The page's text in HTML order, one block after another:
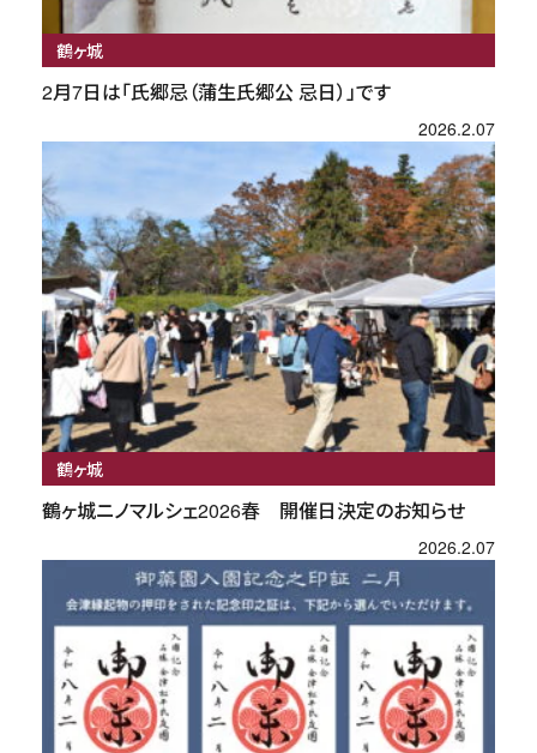
鶴ヶ城
2月7日は「氏郷忌（蒲生氏郷公 忌日）」です
2026.2.07
鶴ヶ城
鶴ヶ城ニノマルシェ2026春 開催日決定のお知らせ
2026.2.07